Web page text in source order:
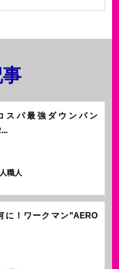
スパ最強ダウンパン
職人
に！ワークマン”AERO